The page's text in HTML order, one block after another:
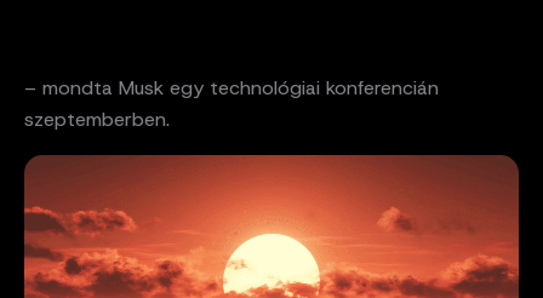
– mondta Musk egy technológiai konferencián
szeptemberben.